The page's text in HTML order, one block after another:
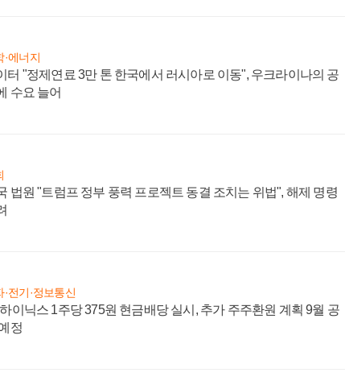
·에너지
터 "정제연료 3만 톤 한국에서 러시아로 이동", 우크라이나의 공
수요 늘어
법원 "트럼프 정부 풍력 프로젝트 동결 조치는 위법", 해제 명령
·전기·정보통신
이닉스 1주당 375원 현금배당 실시, 추가 주주환원 계획 9월 공
정